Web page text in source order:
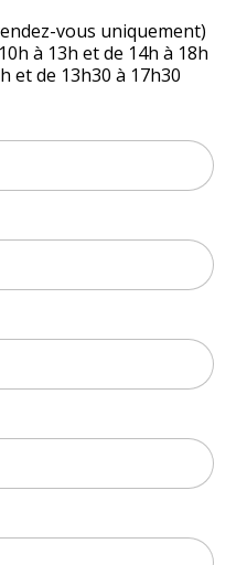
vous uniquement)
à 13h et de 14h à 18h
et de 13h30 à 17h30